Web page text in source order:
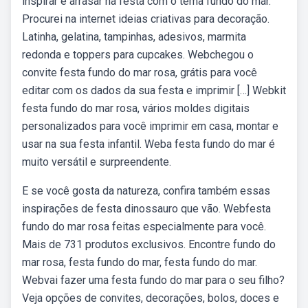
Procurei na internet ideias criativas para decoração.
Latinha, gelatina, tampinhas, adesivos, marmita
redonda e toppers para cupcakes. Webchegou o
convite festa fundo do mar rosa, grátis para você
editar com os dados da sua festa e imprimir […] Webkit
festa fundo do mar rosa, vários moldes digitais
personalizados para você imprimir em casa, montar e
usar na sua festa infantil. Weba festa fundo do mar é
muito versátil e surpreendente.
E se você gosta da natureza, confira também essas
inspirações de festa dinossauro que vão. Webfesta
fundo do mar rosa feitas especialmente para você.
Mais de 731 produtos exclusivos. Encontre fundo do
mar rosa, festa fundo do mar, festa fundo do mar.
Webvai fazer uma festa fundo do mar para o seu filho?
Veja opções de convites, decorações, bolos, doces e